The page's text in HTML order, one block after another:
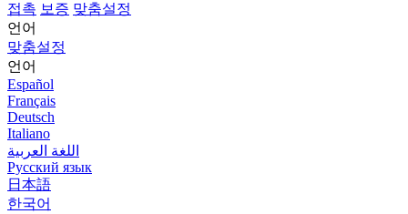
접촉 보증 맞춤설정
언어
맞춤설정
언어
Español
Français
Deutsch
Italiano
اللغة العربية
Русский язык
日本語
한국어